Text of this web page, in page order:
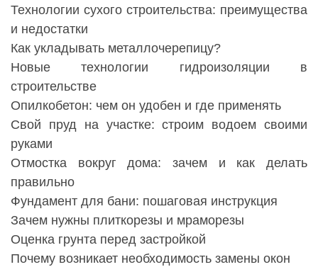
Технологии сухого строительства: преимущества
и недостатки
Как укладывать металлочерепицу?
Новые технологии гидроизоляции в
строительстве
Опилкобетон: чем он удобен и где применять
Свой пруд на участке: строим водоем своими
руками
Отмостка вокруг дома: зачем и как делать
правильно
Фундамент для бани: пошаговая инструкция
Зачем нужны плиткорезы и мраморезы
Оценка грунта перед застройкой
Почему возникает необходимость замены окон